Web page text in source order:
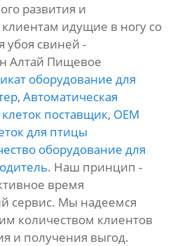
развития и
идущие в ногу со
убоя свиней -
Алтай Пищевое
оборудование для
,Автоматическая
поставщик, OEM
для птицы
оборудование для
. Наш принцип -
время
сервис. Мы надеемся
количеством клиентов
и получения выгод.